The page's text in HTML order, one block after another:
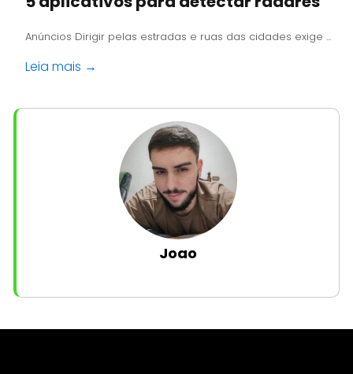
Anúncios Dirigir pelas estradas e ruas das cidades exige ...
Leia mais →
Joao